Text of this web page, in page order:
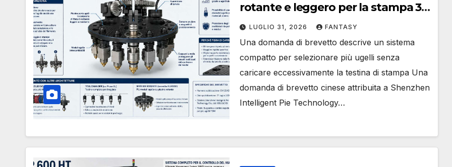
rotante e leggero per la stampa 3D
FFF multimateriale
LUGLIO 31, 2026 FANTASY
Una domanda di brevetto descrive un sistema
compatto per selezionare più ugelli senza
caricare eccessivamente la testina di stampa Una
domanda di brevetto cinese attribuita a Shenzhen
Intelligent Pie Technology…